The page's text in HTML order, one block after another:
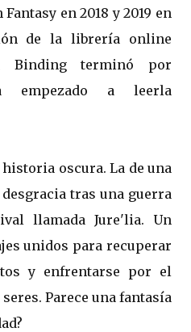
en 2018 y 2019 en
de la librería online
Binding terminó por
empezado a leerla
oscura. La de una
tras una guerra
llamada Jure'lia. Un
unidos para recuperar
y enfrentarse por el
Parece una fantasía